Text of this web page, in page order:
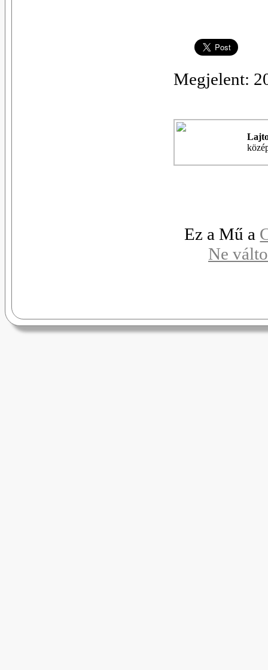
Megjelent:
Ez a Mű a
Ne